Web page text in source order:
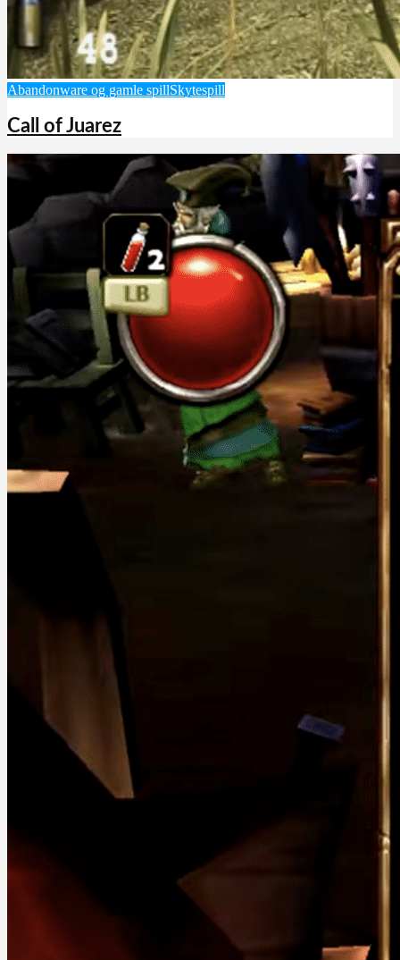
Abandonware og gamle spillSkytespill
Call of Juarez